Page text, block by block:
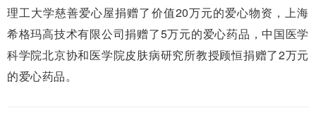
理工大学慈善爱心屋捐赠了价值20万元的爱心物资，上海
希格玛高技术有限公司捐赠了5万元的爱心药品，中国医学
科学院北京协和医学院皮肤病研究所教授顾恒捐赠了2万元
的爱心药品。